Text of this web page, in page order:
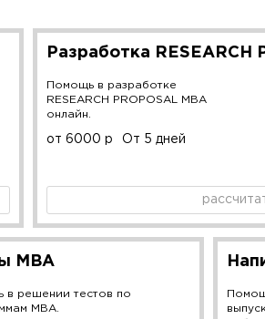
Разработка RESEARCH
Помощь в разработке
RESEARCH PROPOSAL MBA
онлайн.
от 6000 р От 5 дней
MBA
в решении тестов по
MBA.